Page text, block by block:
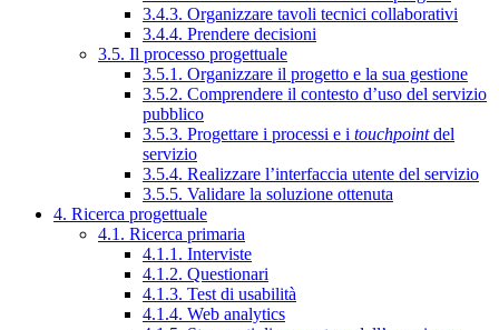
3.4.3. Organizzare tavoli tecnici collaborativi
3.4.4. Prendere decisioni
3.5. Il processo progettuale
3.5.1. Organizzare il progetto e la sua gestione
3.5.2. Comprendere il contesto d’uso del servizio
pubblico
3.5.3. Progettare i processi e i touchpointdel
servizio
3.5.4. Realizzare l’interfaccia utente del servizio
3.5.5. Validare la soluzione ottenuta
4. Ricerca progettuale
4.1. Ricerca primaria
4.1.1. Interviste
4.1.2. Questionari
4.1.3. Test di usabilità
4.1.4. Web analytics